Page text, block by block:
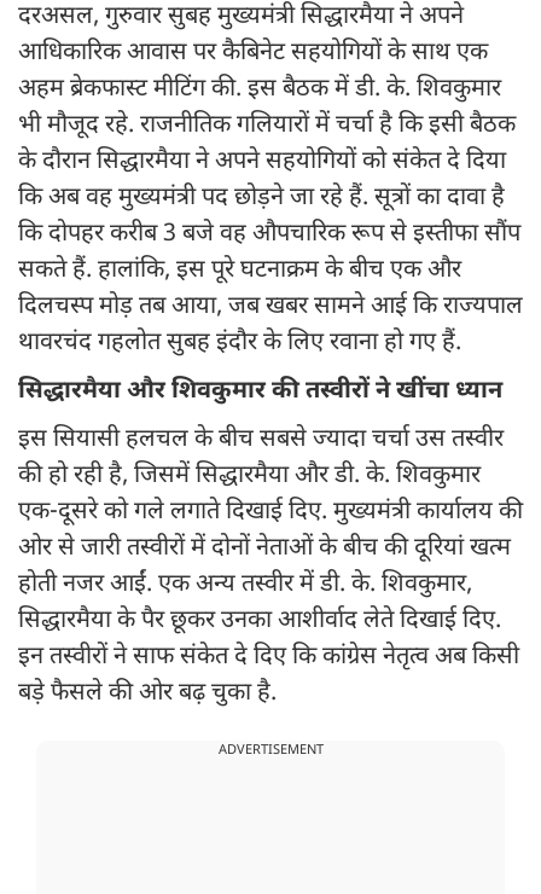
दरअसल, गुरुवार सुबह मुख्यमंत्री सिद्धारमैया ने अपने
आधिकारिक आवास पर कैबिनेट सहयोगियों के साथ एक
अहम ब्रेकफास्ट मीटिंग की. इस बैठक में डी. के. शिवकुमार
भी मौजूद रहे. राजनीतिक गलियारों में चर्चा है कि इसी बैठक
के दौरान सिद्धारमैया ने अपने सहयोगियों को संकेत दे दिया
कि अब वह मुख्यमंत्री पद छोड़ने जा रहे हैं. सूत्रों का दावा है
कि दोपहर करीब 3 बजे वह औपचारिक रूप से इस्तीफा सौंप
सकते हैं. हालांकि, इस पूरे घटनाक्रम के बीच एक और
दिलचस्प मोड़ तब आया, जब खबर सामने आई कि राज्यपाल
थावरचंद गहलोत सुबह इंदौर के लिए रवाना हो गए हैं.
सिद्धारमैया और शिवकुमार की तस्वीरों ने खींचा ध्यान
इस सियासी हलचल के बीच सबसे ज्यादा चर्चा उस तस्वीर
की हो रही है, जिसमें सिद्धारमैया और डी. के. शिवकुमार
एक-दूसरे को गले लगाते दिखाई दिए. मुख्यमंत्री कार्यालय की
ओर से जारी तस्वीरों में दोनों नेताओं के बीच की दूरियां खत्म
होती नजर आईं. एक अन्य तस्वीर में डी. के. शिवकुमार,
सिद्धारमैया के पैर छूकर उनका आशीर्वाद लेते दिखाई दिए.
इन तस्वीरों ने साफ संकेत दे दिए कि कांग्रेस नेतृत्व अब किसी
बड़े फैसले की ओर बढ़ चुका है.
ADVERTISEMENT